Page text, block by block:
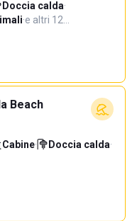
Doccia calda·
·e altri 12…
Beach
Cabine· Doccia calda·